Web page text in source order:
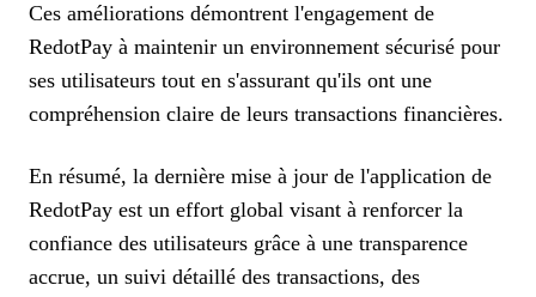
Ces améliorations démontrent l'engagement de
RedotPay à maintenir un environnement sécurisé pour
ses utilisateurs tout en s'assurant qu'ils ont une
compréhension claire de leurs transactions financières.
En résumé, la dernière mise à jour de l'application de
RedotPay est un effort global visant à renforcer la
confiance des utilisateurs grâce à une transparence
accrue, un suivi détaillé des transactions, des